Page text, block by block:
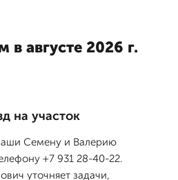
августе 2026 г.
на участок
Семену и Валерию
+7 931 28-40-22.
уточняет задачи,